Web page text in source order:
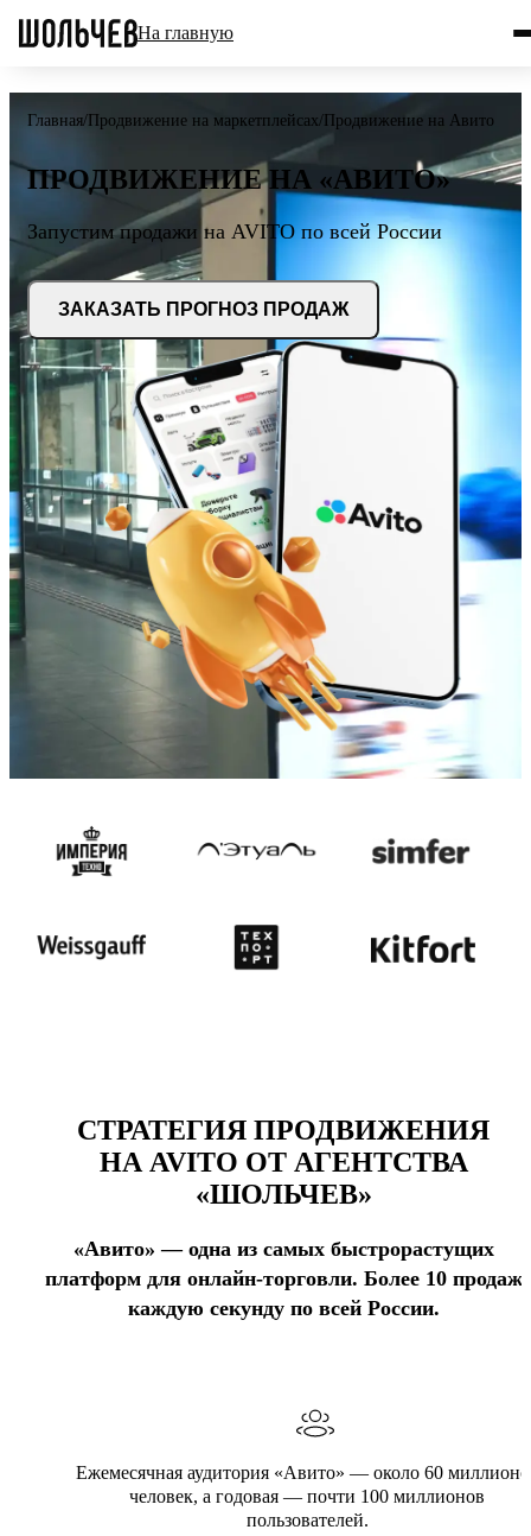
На главную
Главная/ Продвижение на маркетплейсах/ Продвижение на Авито
ПРОДВИЖЕНИЕ НА «АВИТО»
Запустим продажи на AVITO по всей России
ЗАКАЗАТЬ ПРОГНОЗ ПРОДАЖ
СТРАТЕГИЯ ПРОДВИЖЕНИЯ
НА AVITO ОТ АГЕНТСТВА
«ШОЛЬЧЕВ»
«Авито» — одна из самых быстрорастущих
платформ для онлайн-торговли. Более 10 продаж
каждую секунду по всей России.
Ежемесячная аудитория «Авито» — около 60
человек, а годовая — почти 100 миллионов
пользователей.